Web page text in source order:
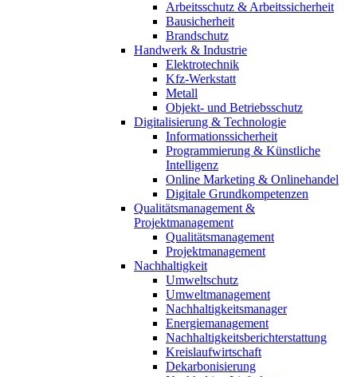
Arbeitsschutz & Arbeitssicherheit
Bausicherheit
Brandschutz
Handwerk & Industrie
Elektrotechnik
Kfz-Werkstatt
Metall
Objekt- und Betriebsschutz
Digitalisierung & Technologie
Informationssicherheit
Programmierung & Künstliche
Intelligenz
Online Marketing & Onlinehandel
Digitale Grundkompetenzen
Qualitätsmanagement &
Projektmanagement
Qualitätsmanagement
Projektmanagement
Nachhaltigkeit
Umweltschutz
Umweltmanagement
Nachhaltigkeitsmanager
Energiemanagement
Nachhaltigkeitsberichterstattung
Kreislaufwirtschaft
Dekarbonisierung